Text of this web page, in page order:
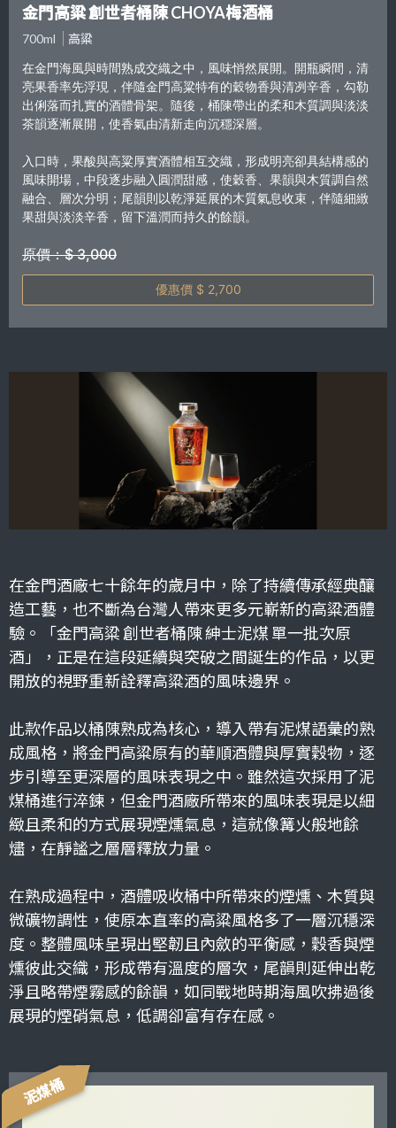
金門高粱 創世者桶陳 CHOYA梅酒桶
700ml
高粱
在金門海風與時間熟成交織之中，風味悄然展開。開瓶瞬間，清
亮果香率先浮現，伴隨金門高粱特有的穀物香與清冽辛香，勾勒
出俐落而扎實的酒體骨架。隨後，桶陳帶出的柔和木質調與淡淡
茶韻逐漸展開，使香氣由清新走向沉穩深層。
入口時，果酸與高粱厚實酒體相互交織，形成明亮卻具結構感的
風味開場，中段逐步融入圓潤甜感，使穀香、果韻與木質調自然
融合、層次分明；尾韻則以乾淨延展的木質氣息收束，伴隨細緻
果甜與淡淡辛香，留下溫潤而持久的餘韻。
原價：$ 3,000
優惠價 $ 2,700
在金門酒廠七十餘年的歲月中，除了持續傳承經典釀
造工藝，也不斷為台灣人帶來更多元嶄新的高粱酒體
驗。「金門高粱 創世者桶陳 紳士泥煤 單一批次原
酒」，正是在這段延續與突破之間誕生的作品，以更
開放的視野重新詮釋高粱酒的風味邊界。
此款作品以桶陳熟成為核心，導入帶有泥煤語彙的熟
成風格，將金門高粱原有的華順酒體與厚實穀物，逐
步引導至更深層的風味表現之中。雖然這次採用了泥
煤桶進行淬鍊，但金門酒廠所帶來的風味表現是以細
緻且柔和的方式展現煙燻氣息，這就像篝火般地餘
燼，在靜謐之層層釋放力量。
在熟成過程中，酒體吸收桶中所帶來的煙燻、木質與
微礦物調性，使原本直率的高粱風格多了一層沉穩深
度。整體風味呈現出堅韌且內斂的平衡感，穀香與煙
燻彼此交織，形成帶有溫度的層次，尾韻則延伸出乾
淨且略帶煙霧感的餘韻，如同戰地時期海風吹拂過後
展現的煙硝氣息，低調卻富有存在感。
泥煤桶